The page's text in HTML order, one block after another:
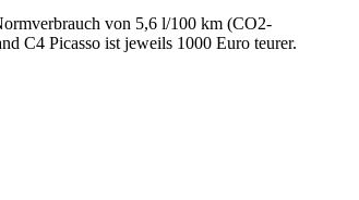
von 5,6 l/100 km (CO2-
C4 Picasso ist jeweils 1000 Euro teurer.